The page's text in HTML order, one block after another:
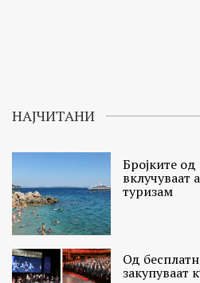
НАЈЧИТАНИ
Бројките од
вклучуваат
туризам
Од
закупуваат